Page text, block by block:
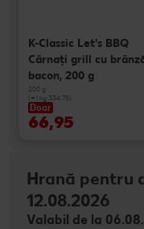
K-Classic Let's BBQ
Cârnaţi grill cu
bacon, 200 g
200 g
(=1 kg 334.75)
Doar
66,95
Hrană pentru
12.08.2026
Valabil de la 06.08.